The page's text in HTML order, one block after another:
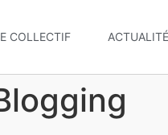
COLLECTIF